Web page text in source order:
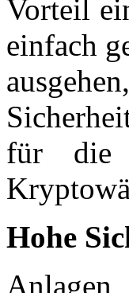
Vorteil
einfach
für die
Hohe